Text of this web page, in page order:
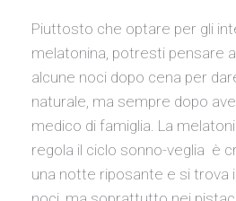
Piuttosto che optare per gli
melatonina, potresti pensare
alcune noci dopo cena per
naturale, ma sempre dopo
medico di famiglia. La
regola il ciclo sonno-veglia è
una notte riposante e si trova